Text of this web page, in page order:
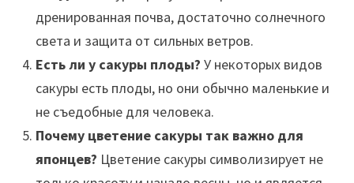
дренированная почва, достаточно солнечного
света и защита от сильных ветров.
Есть ли у сакуры плоды? У некоторых видов
сакуры есть плоды, но они обычно маленькие и
не съедобные для человека.
Почему цветение сакуры так важно для
японцев? Цветение сакуры символизирует не